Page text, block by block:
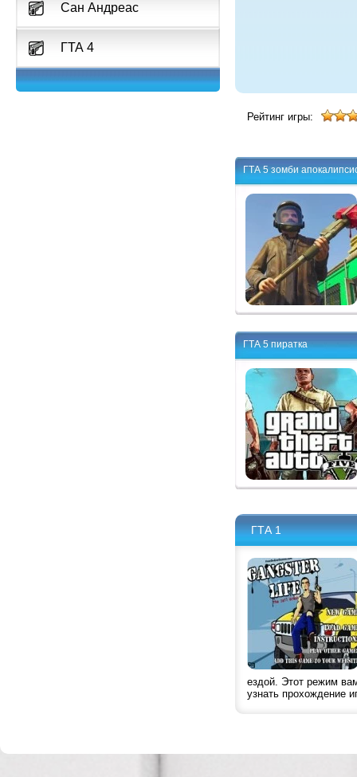
Сан Андреас
ГТА 4
Рейтинг игры:
ГТА 5 зомби
ГТА 5 пиратка
ГТА 1
ездой. Этот режим
узнать прохождение